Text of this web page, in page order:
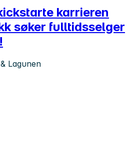
karrieren
søker fulltidsselger
Lagunen